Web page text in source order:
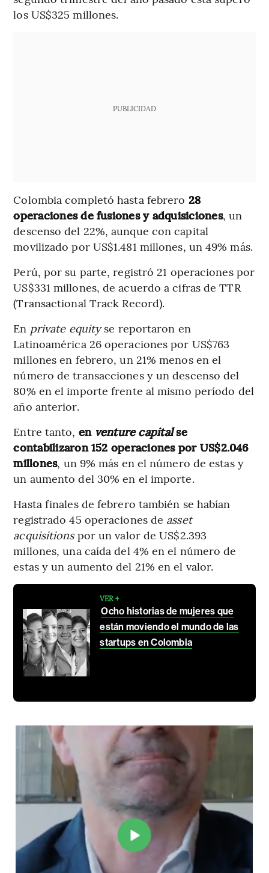
los US$325 millones.
PUBLICIDAD
Colombia completó hasta febrero 28
operaciones de fusiones y adquisiciones, un
descenso del 22%, aunque con capital
movilizado por US$1.481 millones, un 49% más.
Perú, por su parte, registró 21 operaciones por
US$331 millones, de acuerdo a cifras de TTR
(Transactional Track Record).
En private equityse reportaron en
Latinoamérica 26 operaciones por US$763
millones en febrero, un 21% menos en el
número de transacciones y un descenso del
80% en el importe frente al mismo período del
año anterior.
Entre tanto, enventure capitalse
contabilizaron 152 operaciones por US$2.046
millones, un 9% más en el número de estas y
un aumento del 30% en el importe.
Hasta finales de febrero también se habían
registrado 45 operaciones de asset
acquisitionspor un valor de US$2.393
millones, una caída del 4% en el número de
estas y un aumento del 21% en el valor.
VER +
Ocho historias de mujeres que
están moviendo el mundo de las
startups en Colombia